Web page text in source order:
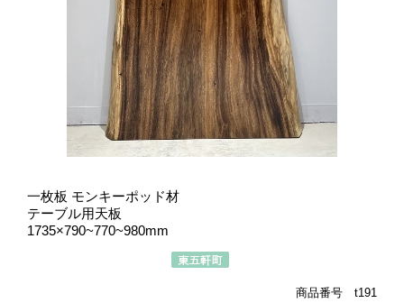
一枚板 モンキーポッド材
テーブル用天板
1735×790~770~980mm
商品番号 t191